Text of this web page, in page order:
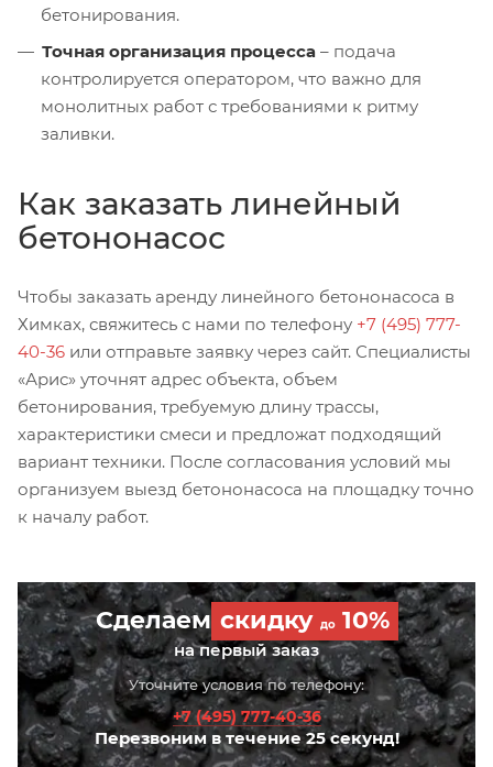
бетонирования.
Точная организация процесса – подача
контролируется оператором, что важно для
монолитных работ с требованиями к ритму
заливки.
Как заказать линейный
бетононасос
Чтобы заказать аренду линейного бетононасоса в
Химках, свяжитесь с нами по телефону +7 (495) 777-
40-36 или отправьте заявку через сайт. Специалисты
«Арис» уточнят адрес объекта, объем
бетонирования, требуемую длину трассы,
характеристики смеси и предложат подходящий
вариант техники. После согласования условий мы
организуем выезд бетононасоса на площадку точно
к началу работ.
Сделаем скидку до10%
на первый заказ
Уточните условия по телефону:
+7 (495) 777-40-36
Перезвоним в течение 25 секунд!